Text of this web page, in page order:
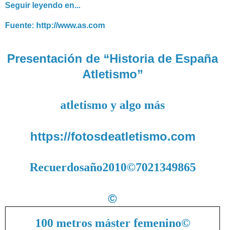
Seguir leyendo en...
Fuente: http://www.as.com
Presentación de “Historia de España
Atletismo”
atletismo y algo más
https://fotosdeatletismo.com
Recuerdosaño2010©7021349865
©
100 metros máster femenino©